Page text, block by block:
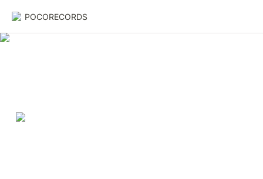
POCORECORDS